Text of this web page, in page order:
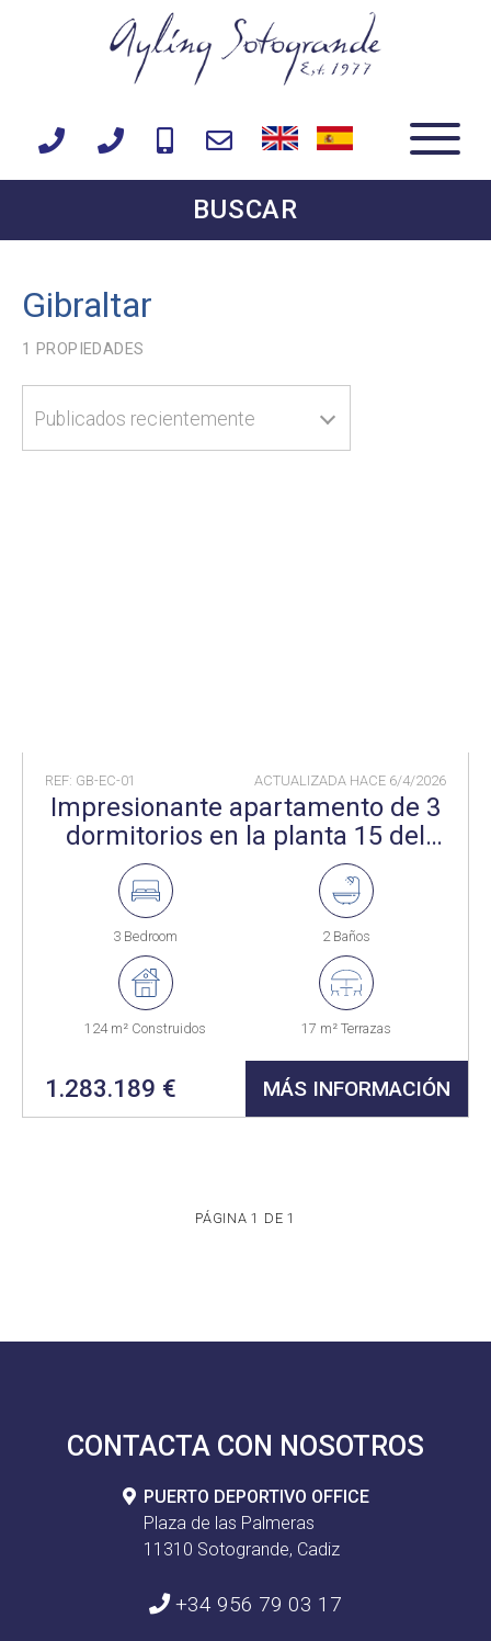
BUSCAR
Gibraltar
1 PROPIEDADES
Publicados recientemente
REF: GB-EC-01 ACTUALIZADA HACE 6/4/2026
Impresionante apartamento de 3
dormitorios en la planta 15 del
prestigioso complejo EuroCity, en
pleno centro de Gibraltar
3 Bedroom 2 Baños
124 m² Construidos 17 m² Terrazas
1.283.189 € MÁS INFORMACIÓN
PÁGINA 1 DE 1
CONTACTA CON NOSOTROS
PUERTO DEPORTIVO OFFICE
Plaza de las Palmeras
11310 Sotogrande, Cadiz
+34 956 79 03 17